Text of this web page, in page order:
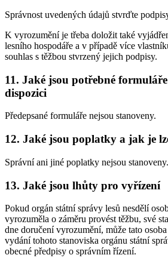
Správnost uvedených údajů stvrďte
K vyrozumění je třeba doložit také
lesního hospodáře a v případě více
souhlas s těžbou stvrzený jejich podpisy.
11. Jaké jsou potřebné
dispozici
Předepsané formuláře nejsou stanoveny.
12. Jaké jsou poplatky a jak je
Správní ani jiné poplatky nejsou stanoveny.
13. Jaké jsou lhůty pro vyřízení
Pokud orgán státní správy lesů nesdělí
vyrozuměla o záměru provést těžbu, své
dne doručení vyrozumění, může tato
vydání tohoto stanoviska orgánu státní
obecné předpisy o správním řízení.